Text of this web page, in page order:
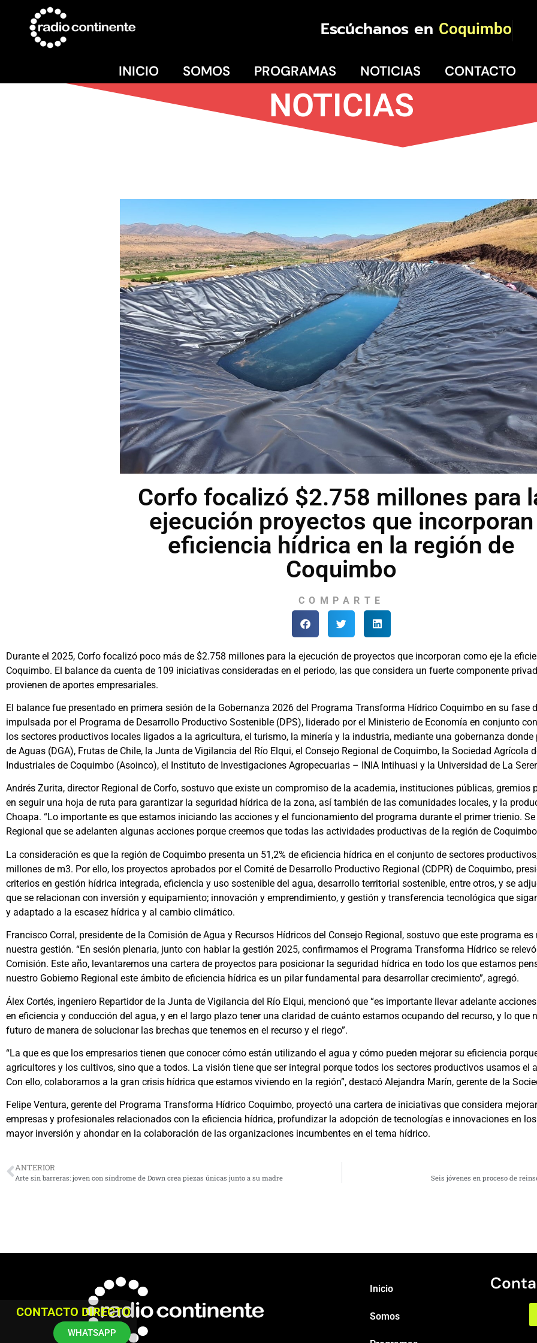
Escúchanos en Coquimbo
INICIO SOMOS PROGRAMAS NOTICIAS CONTACTO
NOTICIAS
Corfo focalizó $2.758 millones para
ejecución proyectos que incorporan
eficiencia hídrica en la región de
Coquimbo
COMPARTE
Durante el 2025, Corfo focalizó poco más de $2.758 millones para la ejecución de proyectos que incorporan como eje la
Coquimbo. El balance da cuenta de 109 iniciativas consideradas en el periodo, las que considera un fuerte componente
provienen de aportes empresariales.
El balance fue presentado en primera sesión de la Gobernanza 2026 del Programa Transforma Hídrico Coquimbo en su fase
impulsada por el Programa de Desarrollo Productivo Sostenible (DPS), liderado por el Ministerio de Economía en conjunto
los sectores productivos locales ligados a la agricultura, el turismo, la minería y la industria, mediante una gobernanza
de Aguas (DGA), Frutas de Chile, la Junta de Vigilancia del Río Elqui, el Consejo Regional de Coquimbo, la Sociedad Agrícola
Industriales de Coquimbo (Asoinco), el Instituto de Investigaciones Agropecuarias – INIA Intihuasi y la Universidad de La
Andrés Zurita, director Regional de Corfo, sostuvo que existe un compromiso de la academia, instituciones públicas, gremios
en seguir una hoja de ruta para garantizar la seguridad hídrica de la zona, así también de las comunidades locales, y la
Choapa. “Lo importante es que estamos iniciando las acciones y el funcionamiento del programa durante el primer trienio.
Regional que se adelanten algunas acciones porque creemos que todas las actividades productivas de la región de
La consideración es que la región de Coquimbo presenta un 51,2% de eficiencia hídrica en el conjunto de sectores
millones de m3. Por ello, los proyectos aprobados por el Comité de Desarrollo Productivo Regional (CDPR) de Coquimbo,
criterios en gestión hídrica integrada, eficiencia y uso sostenible del agua, desarrollo territorial sostenible, entre otros, y se
que se relacionan con inversión y equipamiento; innovación y emprendimiento, y gestión y transferencia tecnológica que
y adaptado a la escasez hídrica y al cambio climático.
Francisco Corral, presidente de la Comisión de Agua y Recursos Hídricos del Consejo Regional, sostuvo que este programa
nuestra gestión. “En sesión plenaria, junto con hablar la gestión 2025, confirmamos el Programa Transforma Hídrico se
Comisión. Este año, levantaremos una cartera de proyectos para posicionar la seguridad hídrica en todo los que estamos
nuestro Gobierno Regional este ámbito de eficiencia hídrica es un pilar fundamental para desarrollar crecimiento”, agregó.
Álex Cortés, ingeniero Repartidor de la Junta de Vigilancia del Río Elqui, mencionó que “es importante llevar adelante
en eficiencia y conducción del agua, y en el largo plazo tener una claridad de cuánto estamos ocupando del recurso, y lo que
futuro de manera de solucionar las brechas que tenemos en el recurso y el riego”.
“La que es que los empresarios tienen que conocer cómo están utilizando el agua y cómo pueden mejorar su eficiencia
agricultores y los cultivos, sino que a todos. La visión tiene que ser integral porque todos los sectores productivos usamos el
Con ello, colaboramos a la gran crisis hídrica que estamos viviendo en la región”, destacó Alejandra Marín, gerente de la
Felipe Ventura, gerente del Programa Transforma Hídrico Coquimbo, proyectó una cartera de iniciativas que considera
empresas y profesionales relacionados con la eficiencia hídrica, profundizar la adopción de tecnologías e innovaciones en
mayor inversión y ahondar en la colaboración de las organizaciones incumbentes en el tema hídrico.
ANTERIOR
Arte sin barreras: joven con síndrome de Down crea piezas únicas junto a su madre Seis jóvenes en proceso de
Inicio
Somos
CONTACTO DIRECTO
WHATSAPP